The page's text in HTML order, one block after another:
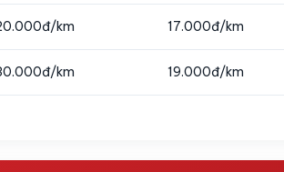
km 17.000đ/km
km 19.000đ/km